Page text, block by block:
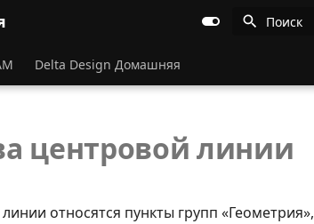
Поиск
Delta Design Домашняя
центровой линии
относятся пункты групп «Геометрия»,